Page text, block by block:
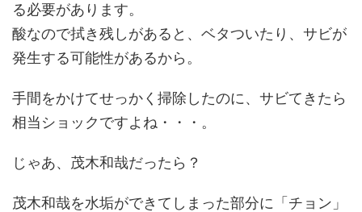
る必要があります。
酸なので拭き残しがあると、ベタついたり、サビが
発生する可能性があるから。
手間をかけてせっかく掃除したのに、サビてきたら
相当ショックですよね・・・。
じゃあ、茂木和哉だったら？
茂木和哉を水垢ができてしまった部分に「チョン」